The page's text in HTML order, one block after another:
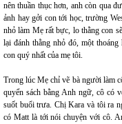
nên thuần thục hơn, anh còn qua
ảnh hay gởi con tới học, trường
nhỏ làm Mẹ rất bực, lo thằng con
lại đánh thằng nhỏ đó, một
con quý nhất của mẹ tôi.
Trong lúc Mẹ chỉ vẽ bà người làm
quyển sách bằng Anh ngữ, cô có
suốt buổi trưa. Chị Kara và tôi ra
có Matt là tới nói chuyện với cô.